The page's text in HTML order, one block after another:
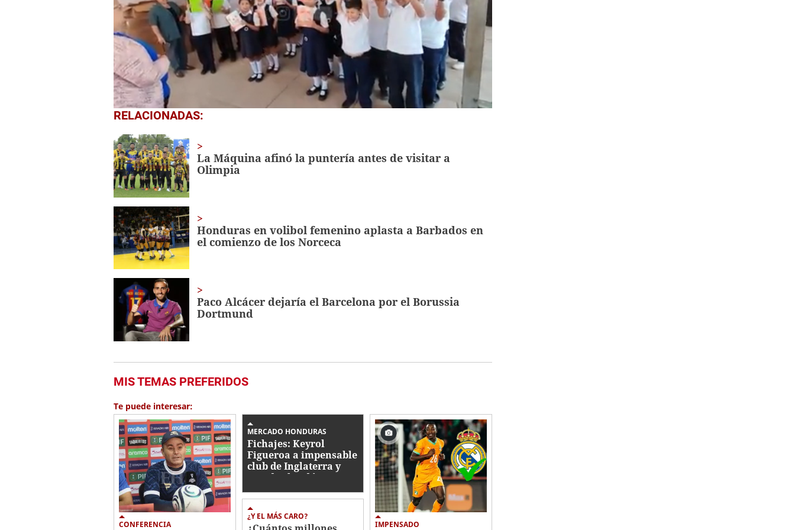
0
seconds
1
minute,
56
secondsVolume
0%
RELACIONADAS:
La Máquina afinó la puntería antes de visitar a
Olimpia
Honduras en volibol femenino aplasta a Barbados en
el comienzo de los Norceca
Paco Alcácer dejaría el Barcelona por el Borussia
Dortmund
MIS TEMAS PREFERIDOS
Te puede interesar:
CONFERENCIA
MERCADO HONDURAS
Fichajes: Keyrol
Figueroa a impensable
club de Inglaterra y
jugador hindú a Liga
¿Y EL MÁS CARO?
IMPENSADO